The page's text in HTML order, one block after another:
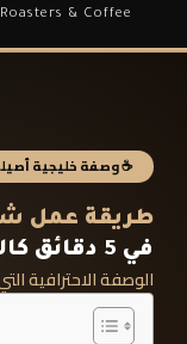
Roasters & Coffee
☕ وصفة خليجية
طريقة عمل
في 5 دقائق كالكافيهات
الوصفة الاحترافية